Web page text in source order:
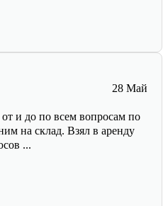
28 Май
и до по всем вопросам по
на склад. Взял в аренду
...